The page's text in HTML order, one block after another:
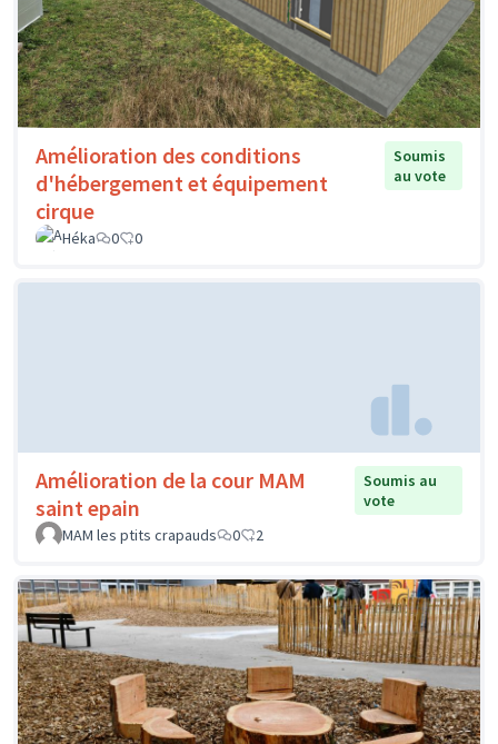
Amélioration des conditions
d'hébergement et équipement
cirque
Soumis
au vote
Héka 0 0
Amélioration de la cour MAM
saint epain
Soumis au
vote
MAM les ptits crapauds
0 2